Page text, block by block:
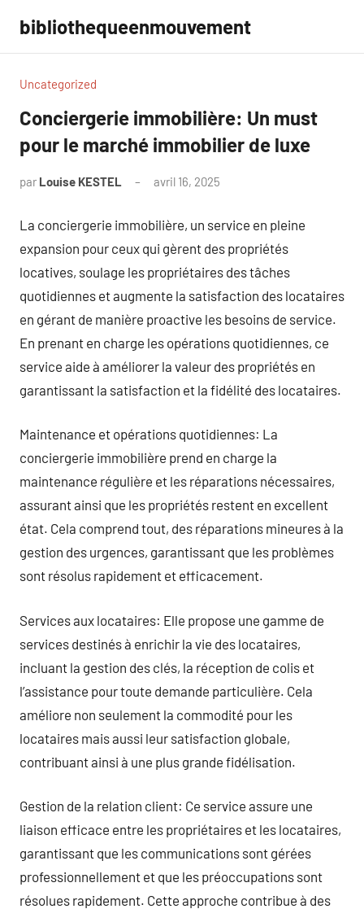
contenu
bibliothequeenmouvement
Uncategorized
Conciergerie immobilière: Un must
pour le marché immobilier de luxe
par Louise KESTEL avril 16, 2025
La conciergerie immobilière, un service en pleine
expansion pour ceux qui gèrent des propriétés
locatives, soulage les propriétaires des tâches
quotidiennes et augmente la satisfaction des locataires
en gérant de manière proactive les besoins de service.
En prenant en charge les opérations quotidiennes, ce
service aide à améliorer la valeur des propriétés en
garantissant la satisfaction et la fidélité des locataires.
Maintenance et opérations quotidiennes: La
conciergerie immobilière prend en charge la
maintenance régulière et les réparations nécessaires,
assurant ainsi que les propriétés restent en excellent
état. Cela comprend tout, des réparations mineures à la
gestion des urgences, garantissant que les problèmes
sont résolus rapidement et efficacement.
Services aux locataires: Elle propose une gamme de
services destinés à enrichir la vie des locataires,
incluant la gestion des clés, la réception de colis et
l’assistance pour toute demande particulière. Cela
améliore non seulement la commodité pour les
locataires mais aussi leur satisfaction globale,
contribuant ainsi à une plus grande fidélisation.
Gestion de la relation client: Ce service assure une
liaison efficace entre les propriétaires et les locataires,
garantissant que les communications sont gérées
professionnellement et que les préoccupations sont
résolues rapidement. Cette approche contribue à des